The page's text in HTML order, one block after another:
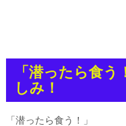
「潜ったら食
しみ！
「潜ったら食う！」